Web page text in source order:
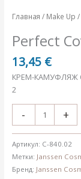
Главная / Make Up /
Perfect
13,45 €
КРЕМ-
2
-
Perfect
Cover
Cream
02
+
Артикул: C-840.02
Метки: Janssen
Бренд: Janssen